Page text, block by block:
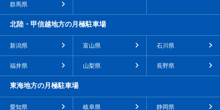
群馬県
北陸・甲信越地方の月極駐車場
新潟県 富山県 石川県
福井県 山梨県 長野県
東海地方の月極駐車場
愛知県 岐阜県 静岡県